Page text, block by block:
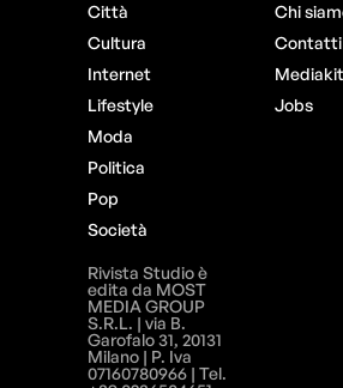
Città
Cultura
Internet
Lifestyle
Moda
Politica
Pop
Società
Chi
Contatti
Mediakit
Jobs
Rivista Studio è
edita da MOST
MEDIA GROUP
S.R.L. | via B.
Garofalo 31, 20131
Milano | P. Iva
07160780966 | Tel.